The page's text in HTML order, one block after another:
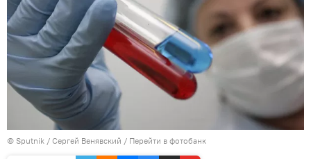
© Sputnik / Сергей Венявский / Перейти в фотобанк